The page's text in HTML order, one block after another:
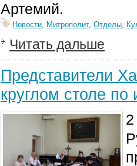
Артемий.
Новости, Митрополит, Отделы,
Читать дальше
Представители
круглом столе